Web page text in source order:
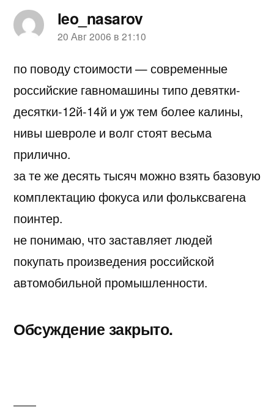
leo_nasarov
пишет:
20 Авг 2006 в 21:10
по поводу стоимости — современные
российские гавномашины типо девятки-
десятки-12й-14й и уж тем более калины,
нивы шевроле и волг стоят весьма
прилично.
за те же десять тысяч можно взять базовую
комплектацию фокуса или фольксвагена
поинтер.
не понимаю, что заставляет людей
покупать произведения российской
автомобильной промышленности.
Обсуждение закрыто.